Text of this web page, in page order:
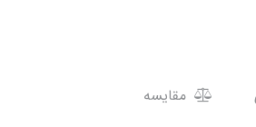
مقایسه